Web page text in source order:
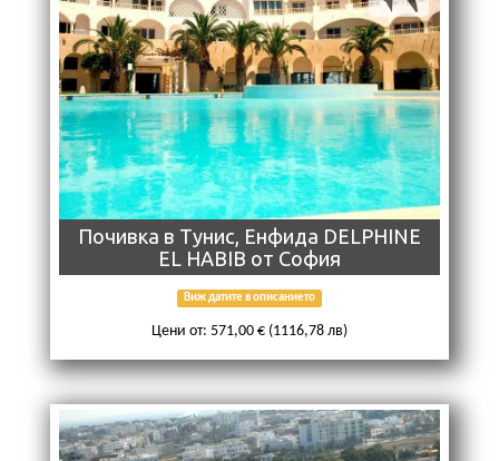
Почивка в Тунис, Енфида DELPHINE
EL HABIB от София
Виж датите в описанието
Цени от: 571,00 € (1116,78 лв)